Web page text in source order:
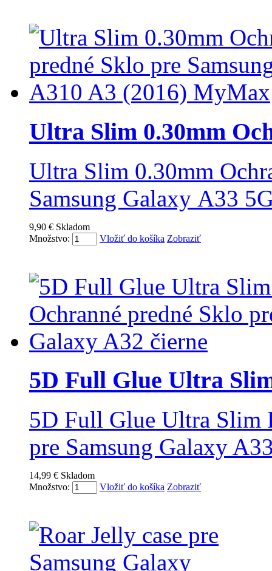
Ultra Slim 0.30mm
Ultra Slim 0.30mm
Samsung Galaxy A33
9,90 € Skladom
Množstvo:
Vložiť do košíka Zobraziť
5D Full Glue Ultra
5D Full Glue Ultra Slim
pre Samsung Galaxy
14,99 € Skladom
Množstvo:
Vložiť do košíka Zobraziť